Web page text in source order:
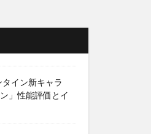
タイン新キャラ
」性能評価とイ